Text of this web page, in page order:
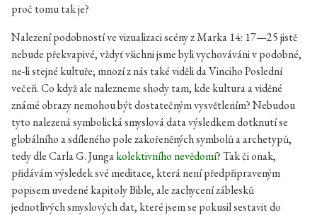
proč tomu tak je?
Nalezení podobností ve vizualizaci scény z Marka 14: 17—25 jistě
nebude překvapivé, vždyť všichni jsme byli vychováváni v podobné,
ne-li stejné kultuře; mnozí z nás také viděli da Vinciho Poslední
večeři. Co když ale nalezneme shody tam, kde kultura a viděné
známé obrazy nemohou být dostatečným vysvětlením? Nebudou
tyto nalezená symbolická smyslová data výsledkem dotknutí se
globálního a sdíleného pole zakořeněných symbolů a archetypů,
tedy dle Carla G. Jungakolektivního nevědomí? Tak či onak,
přidávám výsledek své meditace, která není předpřipraveným
popisem uvedené kapitoly Bible, ale zachycení záblesků
jednotlivých smyslových dat, které jsem se pokusil sestavit do